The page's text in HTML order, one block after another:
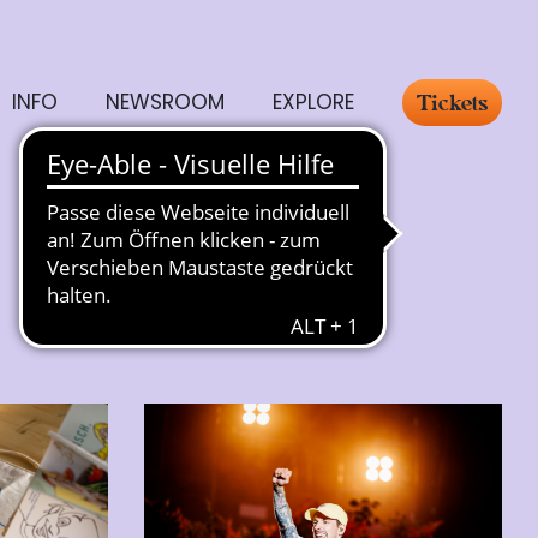
INFO NEWSROOM EXPLORE Tickets